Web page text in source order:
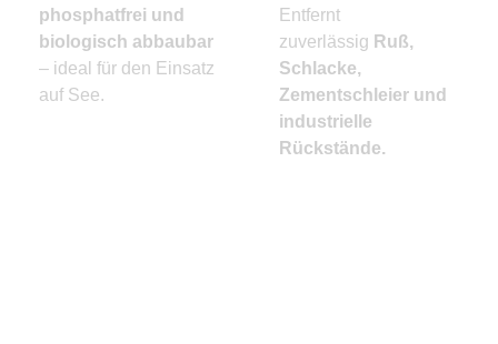
phosphatfrei und
biologisch abbaubar
– ideal für den Einsatz
auf See.
Entfernt
zuverlässig Ruß,
Schlacke,
Zementschleier und
industrielle
Rückstände.